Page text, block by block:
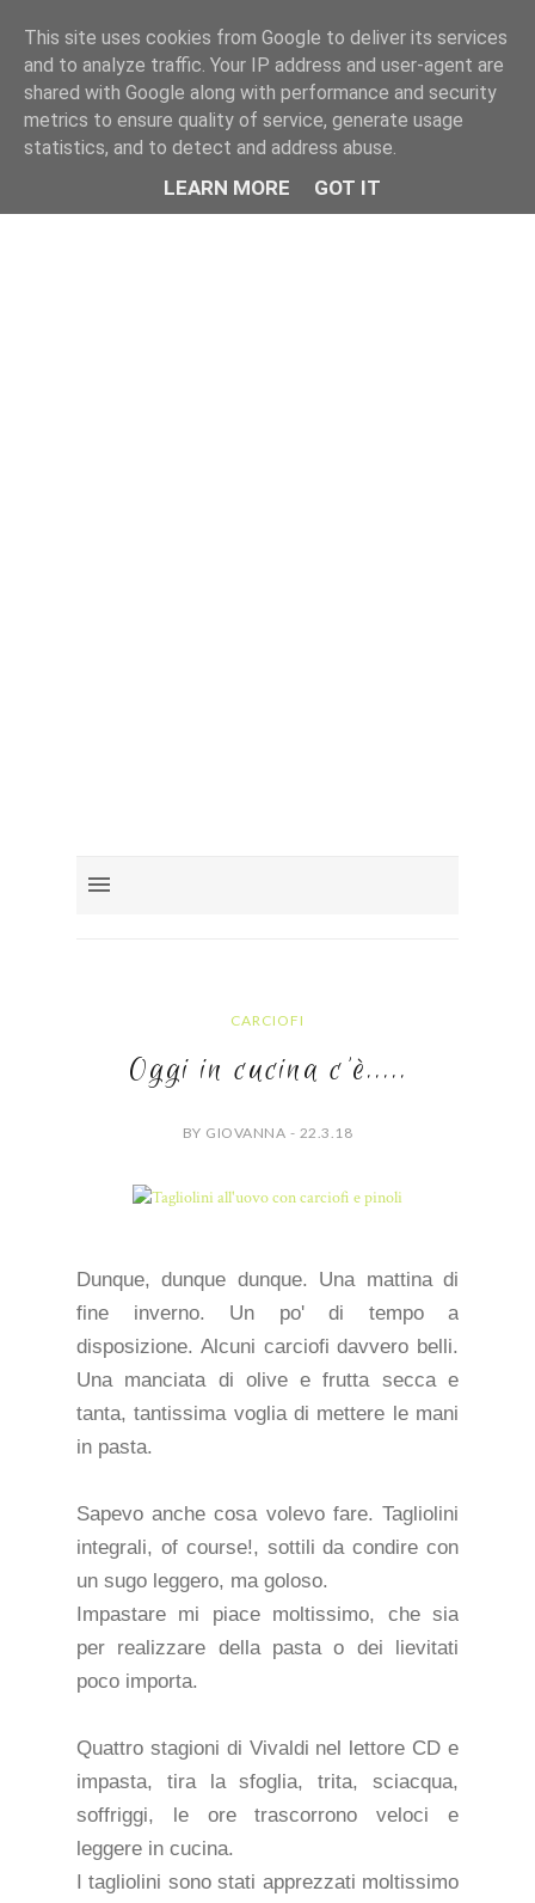
CARCIOFI
Oggi in cucina c'è.....
BY GIOVANNA - 22.3.18
Dunque, dunque dunque. Una mattina di
fine inverno. Un po' di tempo a
disposizione. Alcuni carciofi davvero belli.
Una manciata di olive e frutta secca e
tanta, tantissima voglia di mettere le mani
in pasta.
Sapevo anche cosa volevo fare. Tagliolini
integrali, of course!, sottili da condire con
un sugo leggero, ma goloso.
Impastare mi piace moltissimo, che sia
per realizzare della pasta o dei lievitati
poco importa.
Quattro stagioni di Vivaldi nel lettore CD e
impasta, tira la sfoglia, trita, sciacqua,
soffriggi, le ore trascorrono veloci e
leggere in cucina.
I tagliolini sono stati apprezzati moltissimo
This site uses cookies from Google to deliver its services
and to analyze traffic. Your IP address and user-agent are
shared with Google along with performance and security
metrics to ensure quality of service, generate usage
statistics, and to detect and address abuse.
LEARN MORE GOT IT